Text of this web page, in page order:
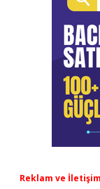
Reklam ve